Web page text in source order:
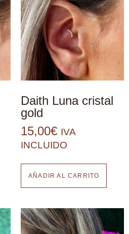
Daith Luna cristal
gold
15,00€ IVA
INCLUIDO
AÑADIR AL CARRITO